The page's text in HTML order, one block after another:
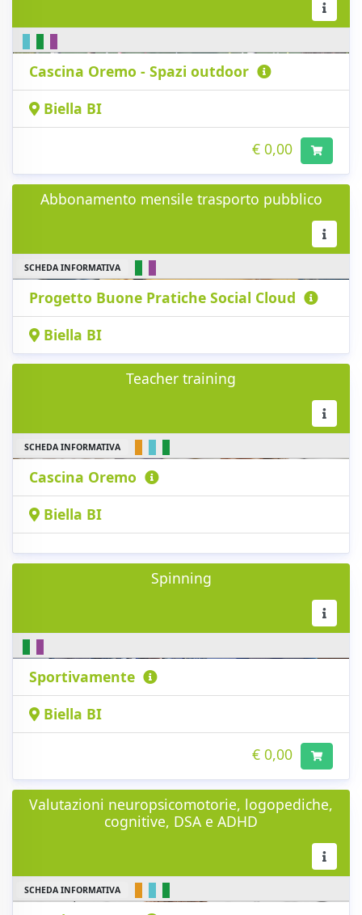
Cascina Oremo - Spazi outdoor
Biella BI
€ 0,00
Abbonamento mensile trasporto pubblico
SCHEDA INFORMATIVA
Progetto Buone Pratiche Social Cloud
Biella BI
Teacher training
SCHEDA INFORMATIVA
Cascina Oremo
Biella BI
Spinning
Sportivamente
Biella BI
€ 0,00
Valutazioni neuropsicomotorie, logopediche,
cognitive, DSA e ADHD
SCHEDA INFORMATIVA